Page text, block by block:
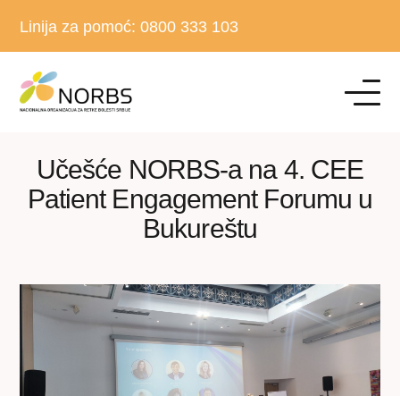
Linija za pomoć: 0800 333 103
Učešće NORBS-a na 4. CEE
Patient Engagement Forumu u
Bukureštu